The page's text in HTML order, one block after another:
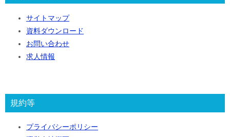
サイトマップ
資料ダウンロード
お問い合わせ
求人情報
規約等
プライバシーポリシー